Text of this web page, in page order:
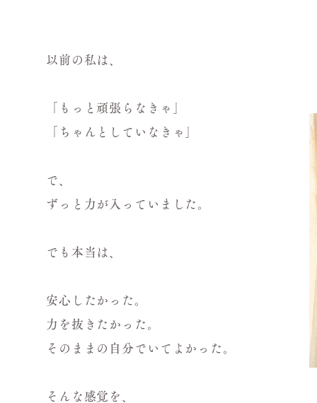
以前の私は、
「もっと頑張らなきゃ」
「ちゃんとしていなきゃ」
で、
ずっと力が入っていました。
でも本当は、
安心したかった。
力を抜きたかった。
そのままの自分でいてよかった。
そんな感覚を、